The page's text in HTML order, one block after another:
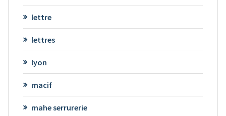
lettre
lettres
lyon
macif
mahe serrurerie